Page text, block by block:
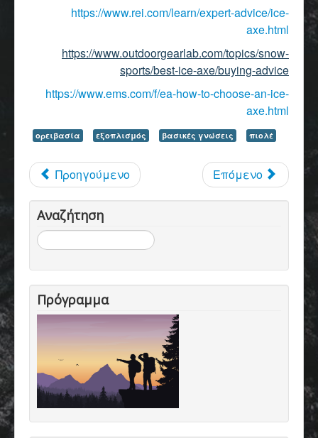
https://www.rei.com/learn/expert-advice/ice-
axe.html
https://www.outdoorgearlab.com/topics/snow-
sports/best-ice-axe/buying-advice
https://www.ems.com/f/ea-how-to-choose-an-ice-
axe.html
ορειβασία εξοπλισμός βασικές γνώσεις πιολέ
Προηγούμενο Επόμενο
Αναζήτηση
Αναζήτηση...
Πρόγραμμα